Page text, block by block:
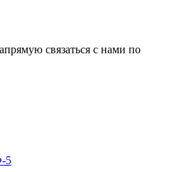
связаться с нами по
5